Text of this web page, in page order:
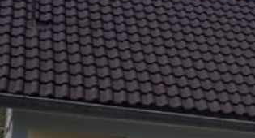
et
de
toiture 87
Couvreur
charpentier 87